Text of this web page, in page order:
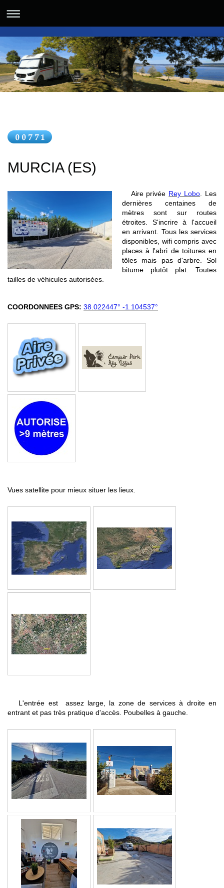
MURCIA (ES)
Aire privée Rey Lobo . Les
dernières centaines de
mètres sont sur routes
étroites. S'incrire à l'accueil
en arrivant. Tous les services
disponibles, wifi compris avec
places à l'abri de toitures en
tôles mais pas d'arbre. Sol
bitume plutôt plat. Toutes
tailles de véhicules autorisées.
COORDONNEES GPS: 38.022447° -1.104537°
Vues satellite pour mieux situer les lieux.
L'entrée est assez large, la zone de services à droite en
entrant et pas très pratique d'accès. Poubelles à gauche.